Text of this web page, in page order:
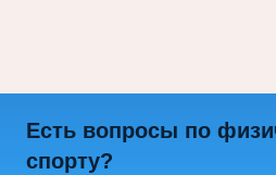
Есть вопросы по
спорту?